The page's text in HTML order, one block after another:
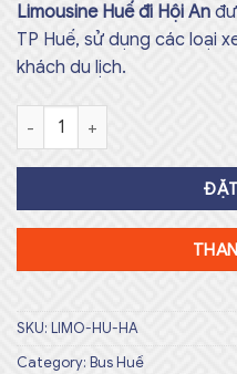
Limousine Huế đi Hội An
TP Huế, sử dụng các loại
khách du lịch.
Limousine Huế - Hội An Số
SKU: LIMO-HU-HA
Category: Bus Huế